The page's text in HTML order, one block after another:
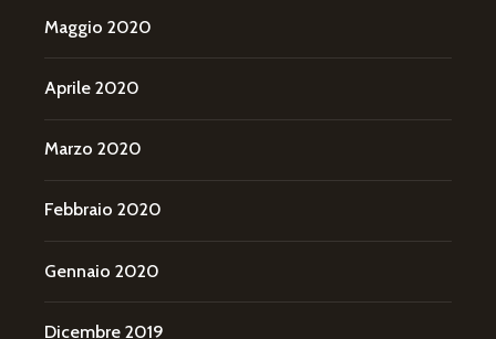
Maggio 2020
Aprile 2020
Marzo 2020
Febbraio 2020
Gennaio 2020
Dicembre 2019